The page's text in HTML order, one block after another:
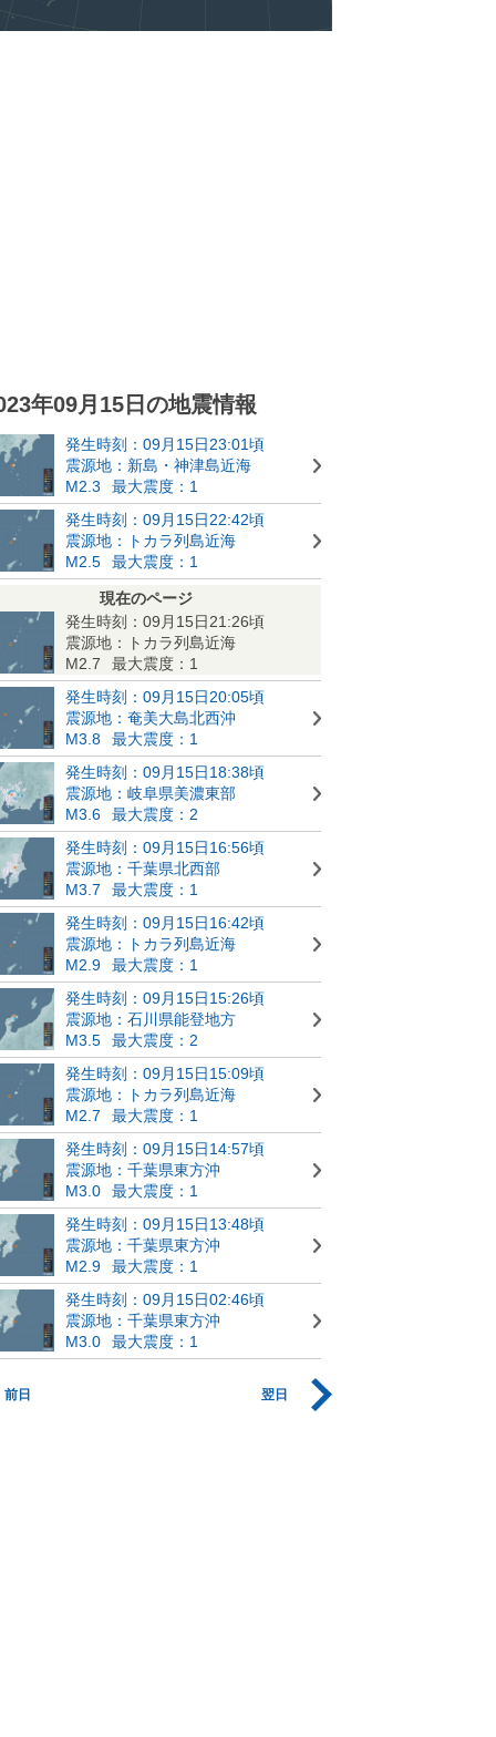
年09月15日の地震情報
発生時刻：09月15日23:01頃
震源地：新島・神津島近海
M2.3
最大震度：1
発生時刻：09月15日22:42頃
震源地：トカラ列島近海
M2.5
最大震度：1
現在のページ
発生時刻：09月15日21:26頃
震源地：トカラ列島近海
M2.7
最大震度：1
発生時刻：09月15日20:05頃
震源地：奄美大島北西沖
M3.8
最大震度：1
発生時刻：09月15日18:38頃
震源地：岐阜県美濃東部
M3.6
最大震度：2
発生時刻：09月15日16:56頃
震源地：千葉県北西部
M3.7
最大震度：1
発生時刻：09月15日16:42頃
震源地：トカラ列島近海
M2.9
最大震度：1
発生時刻：09月15日15:26頃
震源地：石川県能登地方
M3.5
最大震度：2
発生時刻：09月15日15:09頃
震源地：トカラ列島近海
M2.7
最大震度：1
発生時刻：09月15日14:57頃
震源地：千葉県東方沖
M3.0
最大震度：1
発生時刻：09月15日13:48頃
震源地：千葉県東方沖
M2.9
最大震度：1
発生時刻：09月15日02:46頃
震源地：千葉県東方沖
M3.0
最大震度：1
前日 翌日